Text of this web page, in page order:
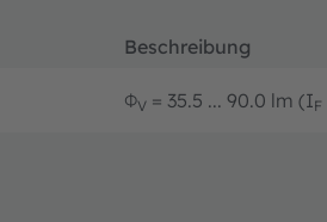
Beschreibung
ΦV = 35.5 ... 90.0 lm (IF